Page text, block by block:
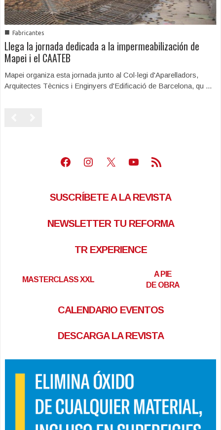
■ Fabricantes
Llega la jornada dedicada a la impermeabilización de
Mapei i el CAATEB
Mapei organiza esta jornada junto al Col·legi d'Aparelladors,
Arquitectes Tècnics i Enginyers d'Edificació de Barcelona, qu ...
Facebook
Instagram
X Youtube
Feed RSS
SUSCRÍBETE A LA REVISTA
NEWSLETTER TU REFORMA
TR EXPERIENCE
MASTERCLASS XXL
A PIE
DE OBRA
CALENDARIO EVENTOS
DESCARGA LA REVISTA